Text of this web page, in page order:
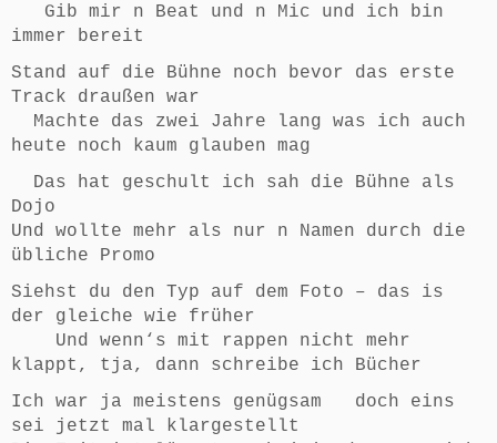
Gib mir n Beat und n Mic und ich bin
immer bereit
Stand auf die Bühne noch bevor das erste
Track draußen war
Machte das zwei Jahre lang was ich auch
heute noch kaum glauben mag
Das hat geschult ich sah die Bühne als
Dojo
Und wollte mehr als nur n Namen durch die
übliche Promo
Siehst du den Typ auf dem Foto – das is
der gleiche wie früher
Und wenn‘s mit rappen nicht mehr
klappt, tja, dann schreibe ich Bücher
Ich war ja meistens genügsam doch eins
sei jetzt mal klargestellt